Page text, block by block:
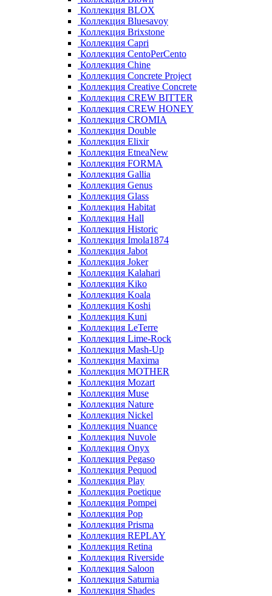
Коллекция BLOX
Коллекция Bluesavoy
Коллекция Brixstone
Коллекция Capri
Коллекция CentoPerCento
Коллекция Chine
Коллекция Concrete Project
Коллекция Creative Concrete
Коллекция CREW BITTER
Коллекция CREW HONEY
Коллекция CROMIA
Коллекция Double
Коллекция Elixir
Коллекция EtneaNew
Коллекция FORMA
Коллекция Gallia
Коллекция Genus
Коллекция Glass
Коллекция Habitat
Коллекция Hall
Коллекция Historic
Коллекция Imola1874
Коллекция Jabot
Коллекция Joker
Коллекция Kalahari
Коллекция Kiko
Коллекция Koala
Коллекция Koshi
Коллекция Kuni
Коллекция LeTerre
Коллекция Lime-Rock
Коллекция Mash-Up
Коллекция Maxima
Коллекция MOTHER
Коллекция Mozart
Коллекция Muse
Коллекция Nature
Коллекция Nickel
Коллекция Nuance
Коллекция Nuvole
Коллекция Onyx
Коллекция Pegaso
Коллекция Pequod
Коллекция Play
Коллекция Poetique
Коллекция Pompei
Коллекция Pop
Коллекция Prisma
Коллекция REPLAY
Коллекция Retina
Коллекция Riverside
Коллекция Saloon
Коллекция Saturnia
Коллекция Shades